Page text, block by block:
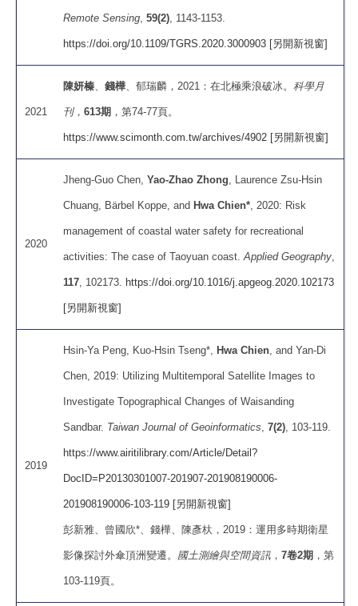
Remote Sensing ,59(2) , 1143-1153.
https://doi.org/10.1109/TGRS.2020.3000903 [另開新視窗]
2021
陳妍榛 、錢樺 、郁瑞麟，2021：在北極乘浪破冰。科學月
刊，613期 ，第74-77頁。
https://www.scimonth.com.tw/archives/4902 [另開新視窗]
2020
Jheng-Guo Chen,Yao-Zhao Zhong , Laurence Zsu-Hsin
Chuang, Bärbel Koppe, andHwa Chien* , 2020: Risk
management of coastal water safety for recreational
activities: The case of Taoyuan coast.Applied Geography
117 , 102173. https://doi.org/10.1016/j.apgeog.2020.102173
[另開新視窗]
2019
Hsin-Ya Peng, Kuo-Hsin Tseng*,Hwa Chien , and Yan-Di
Chen, 2019: Utilizing Multitemporal Satellite Images to
Investigate Topographical Changes of Waisanding
Sandbar. Taiwan Journal of Geoinformatics ,7(2) , 103-119.
https://www.airitilibrary.com/Article/Detail?
DocID=P20130301007-201907-201908190006-
201908190006-103-119 [另開新視窗]
彭新雅、曾國欣*、錢樺、陳彥杕，2019：運用多時期衛星
影像探討外傘頂洲變遷。 國土測繪與空間資訊 ，7卷2期 ，第
103-119頁。